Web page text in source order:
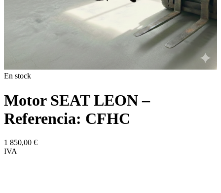
En stock
Motor SEAT LEON –
Referencia: CFHC
1 850,00 €
IVA